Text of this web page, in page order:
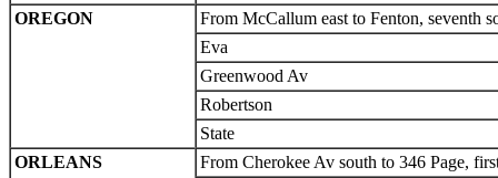
OREGON
From McCallum east to Fenton, seventh
Eva
Greenwood Av
Robertson
State
ORLEANS
From Cherokee Av south to 346 Page,